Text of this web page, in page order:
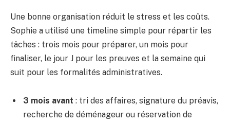
Une bonne organisation réduit le stress et les coûts.
Sophie a utilisé une timeline simple pour répartir les
tâches : trois mois pour préparer, un mois pour
finaliser, le jour J pour les preuves et la semaine qui
suit pour les formalités administratives.
3 mois avant : tri des affaires, signature du préavis,
recherche de déménageur ou réservation de